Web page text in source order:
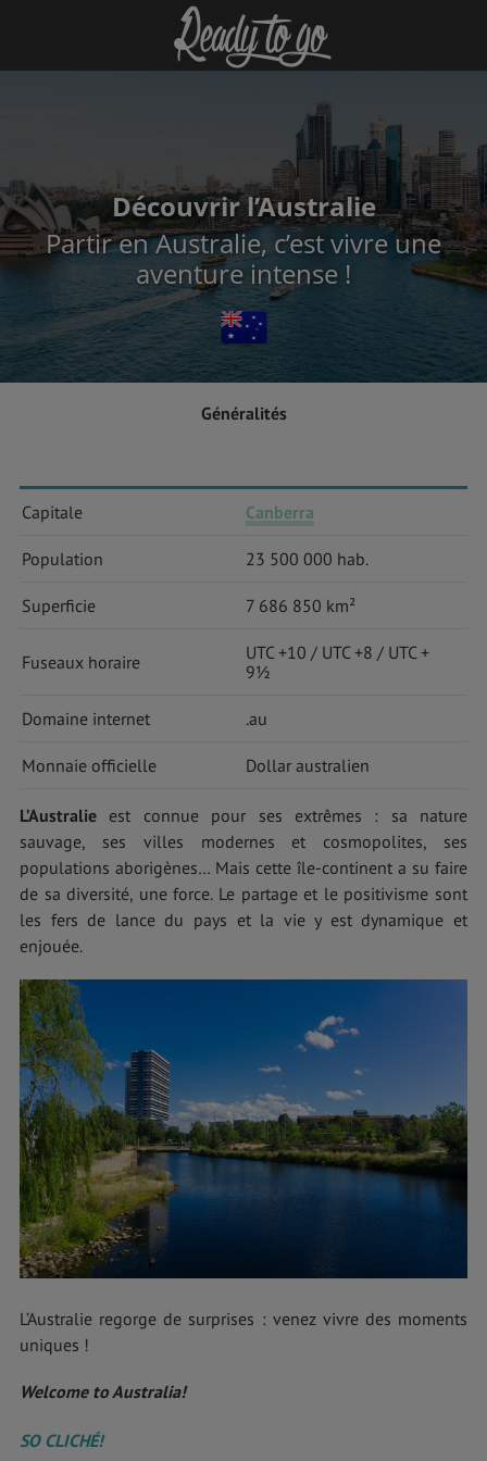
Découvrir l’Australie
Partir en Australie, c’est vivre une
aventure intense !
Généralités
Capitale Canberra
Population 23 500 000 hab.
Superficie 7 686 850 km²
Fuseaux horaire
UTC +10 / UTC +8 / UTC +
9½
Domaine internet .au
Monnaie officielle Dollar australien
L’Australie est connue pour ses extrêmes : sa nature
sauvage, ses villes modernes et cosmopolites, ses
populations aborigènes… Mais cette île-continent a su faire
de sa diversité, une force. Le partage et le positivisme sont
les fers de lance du pays et la vie y est dynamique et
enjouée.
L’Australie regorge de surprises : venez vivre des moments
uniques !
Welcome to Australia!
SO CLICHÉ!